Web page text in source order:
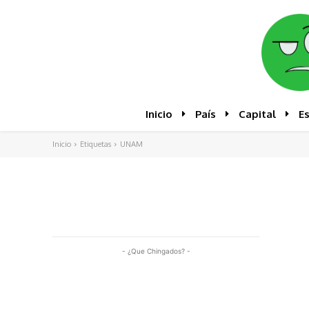
Inicio País Capital
Inicio Etiquetas UNAM
- ¿Que Chingados? -